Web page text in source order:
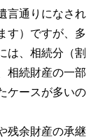
言通りになされ
す）ですが、多
は、相続分（割
相続財産の一部
ケースが多いの
残余財産の承継